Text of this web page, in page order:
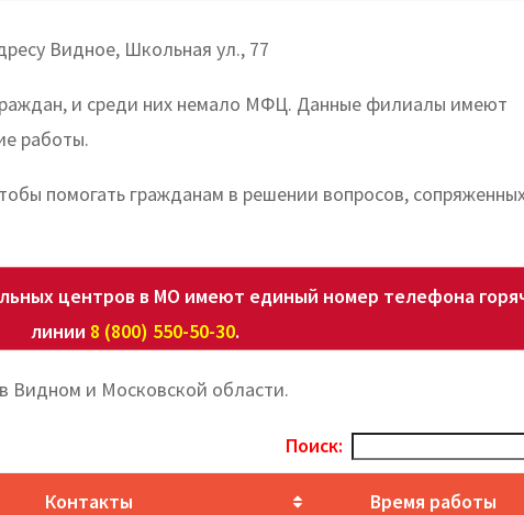
Видное, Школьная ул., 77
и среди них немало МФЦ. Данные филиалы имеют
работы.
помогать гражданам в решении вопросов,
центров в МО имеют единый номер телефона
линии 8 (800) 550-50-30.
Видном и Московской области.
Поиск:
Контакты Время работы